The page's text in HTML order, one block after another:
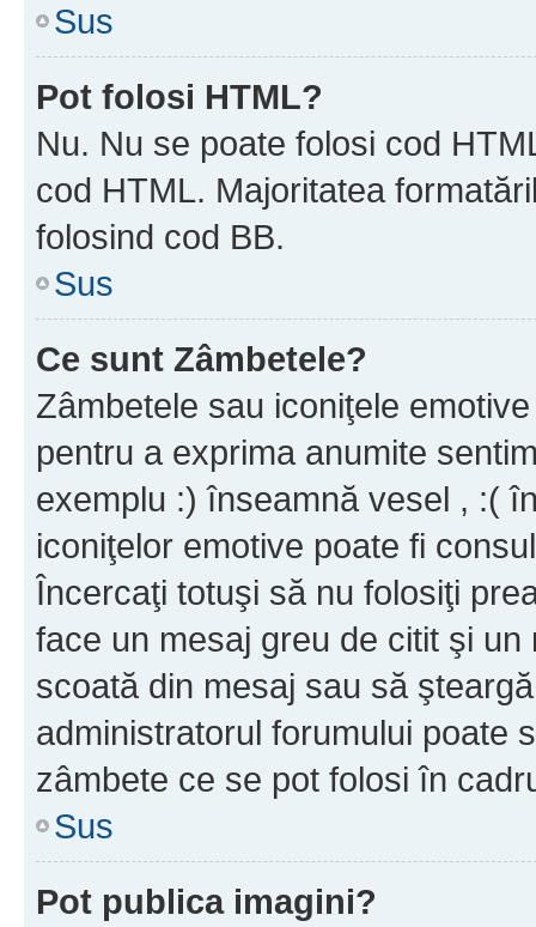
Sus
Pot folosi HTML?
Nu. Nu se poate folosi cod
cod HTML. Majoritatea
folosind cod BB.
Sus
Ce sunt Zâmbetele?
Zâmbetele sau iconiţele
pentru a exprima anumite
exemplu :) înseamnă vesel , :(
iconiţelor emotive poate fi
Încercaţi totuşi să nu folosiţi
face un mesaj greu de citit şi
scoată din mesaj sau să
administratorul forumului poate
zâmbete ce se pot folosi în
Sus
Pot publica imagini?